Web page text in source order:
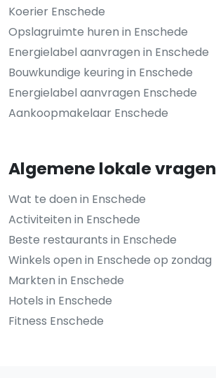
Koerier Enschede
Opslagruimte huren in Enschede
Energielabel aanvragen in Enschede
Bouwkundige keuring in Enschede
Energielabel aanvragen Enschede
Aankoopmakelaar Enschede
Algemene lokale vragen
Wat te doen in Enschede
Activiteiten in Enschede
Beste restaurants in Enschede
Winkels open in Enschede op zondag
Markten in Enschede
Hotels in Enschede
Fitness Enschede